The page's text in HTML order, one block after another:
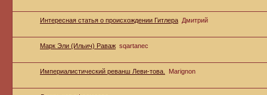
Интересная статья о происхождении Гитлера Дмитрий
Марк Эли (Ильич) Раваж sqartanec
Империалистический реванш Леви-това. Marignon